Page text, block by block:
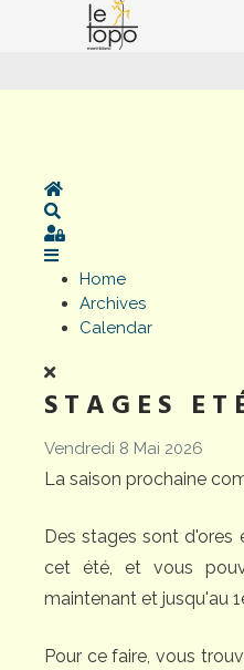
Home
Sign In
Home
Archives
Calendar
STAGES
Vendredi 8 Mai 2026
La saison prochaine
Des stages sont d'ores
cet été, et vous
maintenant et jusqu'au
Pour ce faire, vous